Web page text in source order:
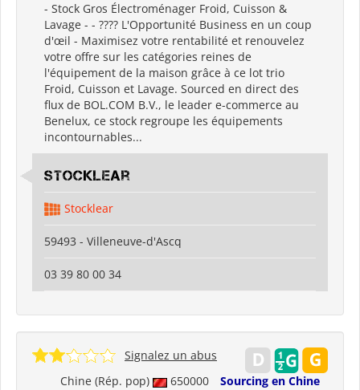
- Stock Gros Électroménager Froid, Cuisson &
Lavage - - ???? L'Opportunité Business en un coup
d'œil - Maximisez votre rentabilité et renouvelez
votre offre sur les catégories reines de
l'équipement de la maison grâce à ce lot trio
Froid, Cuisson et Lavage. Sourced en direct des
flux de BOL.COM B.V., le leader e-commerce au
Benelux, ce stock regroupe les équipements
incontournables...
Stocklear
Stocklear
59493 - Villeneuve-d'Ascq
03 39 80 00 34
Chine (Rép. pop) 650000 Sourcing en Chine
Signalez un abus